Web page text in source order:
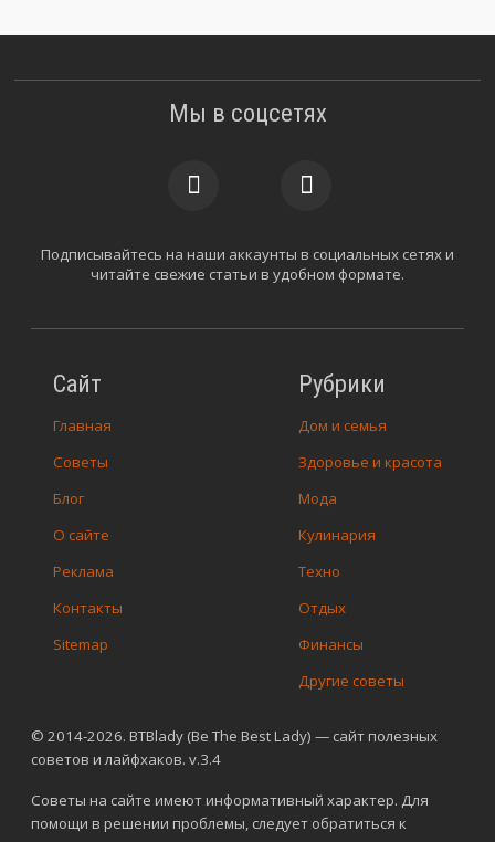
© 2014-2026. BTBlady (Be The Best Lady) — сайт полезных
советов и лайфхаков. v.3.4
Советы на сайте имеют информативный характер. Для
помощи в решении проблемы, следует обратиться к
Сайт
Главная
Советы
Блог
О сайте
Реклама
Контакты
Sitemap
Рубрики
Дом и семья
Здоровье и красота
Мода
Кулинария
Техно
Отдых
Финансы
Другие советы
Мы в соцсетях
Подписывайтесь на наши аккаунты в социальных сетях и
читайте свежие статьи в удобном формате.